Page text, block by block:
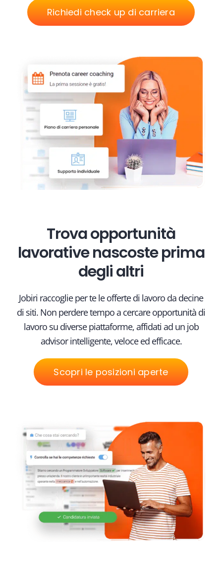
Richiedi check up di carriera
Trova opportunità
lavorative nascoste prima
degli altri
Jobiri raccoglie per te le offerte di lavoro da decine
di siti. Non perdere tempo a cercare opportunità di
lavoro su diverse piattaforme, affidati ad un job
advisor intelligente, veloce ed efficace.
Scopri le posizioni aperte